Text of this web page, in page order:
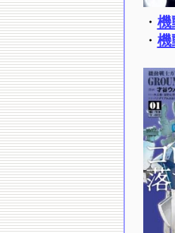
・ 機
・ 機